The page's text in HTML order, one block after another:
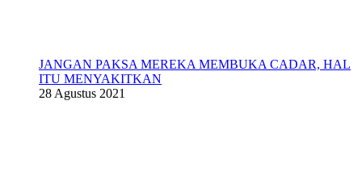
JANGAN PAKSA MEREKA MEMBUKA CADAR, HAL
ITU MENYAKITKAN
28 Agustus 2021